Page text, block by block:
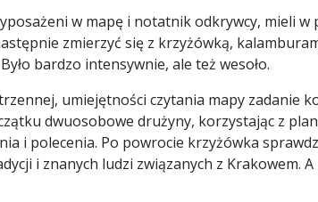
w mapę i notatnik odkrywcy, mieli
zmierzyć się z krzyżówką,
bardzo intensywnie, ale też wesoło.
umiejętności czytania mapy zadanie
dwuosobowe drużyny, korzystając z
i polecenia. Po powrocie krzyżówka
i znanych ludzi związanych z Krakowem.